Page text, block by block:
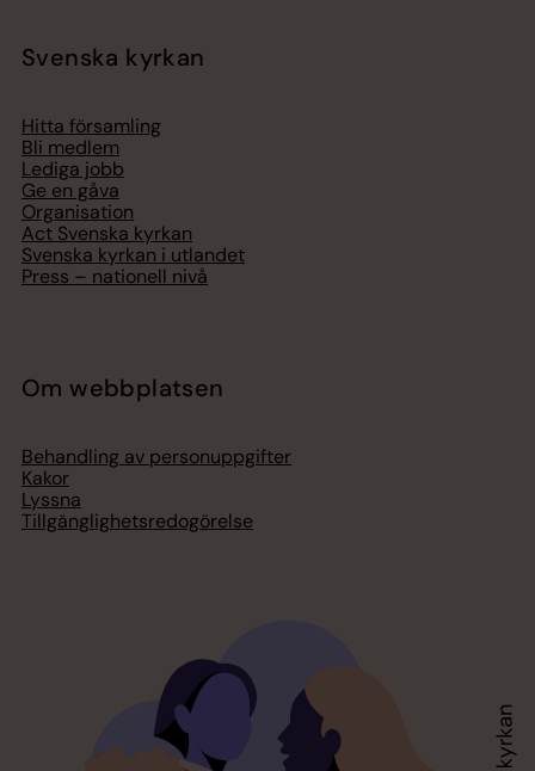
Svenska kyrkan
Hitta församling
Bli medlem
Lediga jobb
Ge en gåva
Organisation
Act Svenska kyrkan
Svenska kyrkan i utlandet
Press – nationell nivå
Om webbplatsen
Behandling av personuppgifter
Kakor
Lyssna
Tillgänglighetsredogörelse